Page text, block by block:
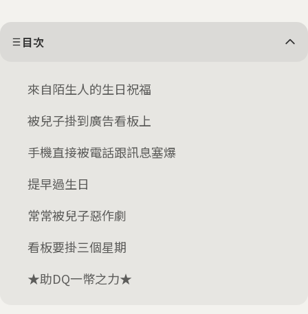
目次
來自陌生人的生日祝福
被兒子掛到廣告看板上
手機直接被電話跟訊息塞爆
提早過生日
常常被兒子惡作劇
看板要掛三個星期
★助DQ一幣之力★